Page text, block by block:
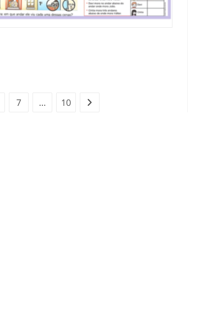
7 … 10 Ir para a próxima página